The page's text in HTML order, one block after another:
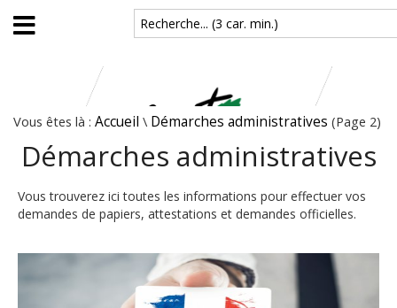
Aller au contenu principal
Recherche... (3 car. min.)
Vous êtes là : Accueil \ Démarches administratives (Page 2)
Démarches administratives
Vous trouverez ici toutes les informations pour effectuer vos
demandes de papiers, attestations et demandes officielles.